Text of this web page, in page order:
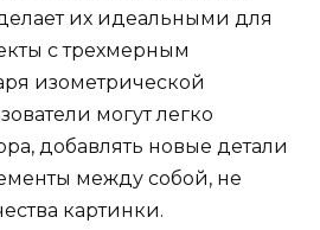
их идеальными для
с трехмерным
изометрической
могут легко
добавлять новые детали
между собой, не
картинки.